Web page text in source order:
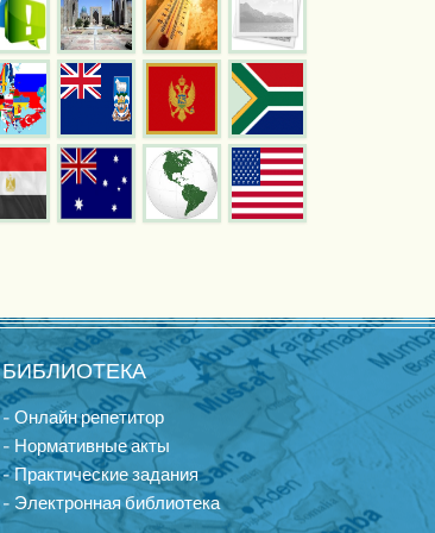
БИБЛИОТЕКА
- Онлайн репетитор
- Нормативные акты
- Практические задания
- Электронная библиотека